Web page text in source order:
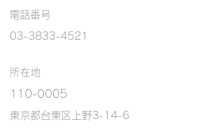
電話番号
03-3833-4521
所在地
110-0005
東京都台東区上野3-14-6